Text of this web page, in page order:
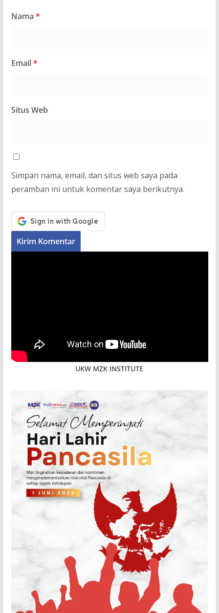
Nama *
Email*
Situs Web
Simpan nama, email, dan situs web saya pada
peramban ini untuk komentar saya berikutnya.
UKW MZK INSTITUTE